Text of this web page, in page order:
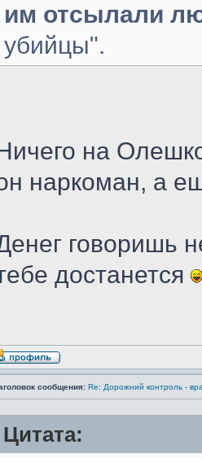
им отсылали
убийцы".
на
наркоман, а
говоришь
достанется
сообщения: Re: Дорожний контроль -
Цитата: